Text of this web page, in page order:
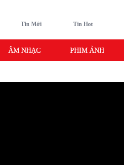
Tin Mới Tin Hot
ÂM NHẠC PHIM ẢNH